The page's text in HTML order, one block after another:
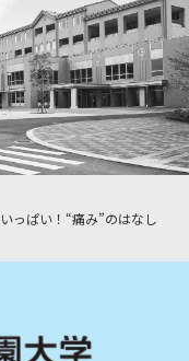
っぱい！“痛み”のはなし